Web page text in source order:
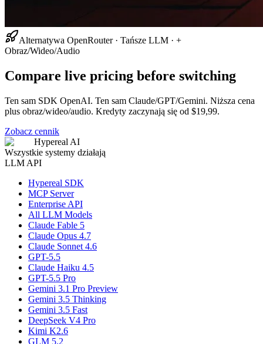
Alternatywa OpenRouter · Tańsze LLM · +
Obraz/Wideo/Audio
Compare live pricing before switching
Ten sam SDK OpenAI. Ten sam Claude/GPT/Gemini. Niższa cena
plus obraz/wideo/audio. Kredyty zaczynają się od $19,99.
Zobacz cennik
Hypereal AI
Wszystkie systemy działają
LLM API
Hypereal SDK
MCP Server
Enterprise API
All LLM Models
Claude Fable 5
Claude Opus 4.7
Claude Sonnet 4.6
GPT-5.5
Claude Haiku 4.5
GPT-5.5 Pro
Gemini 3.1 Pro Preview
Gemini 3.5 Thinking
Gemini 3.5 Fast
DeepSeek V4 Pro
Kimi K2.6
GLM 5.2